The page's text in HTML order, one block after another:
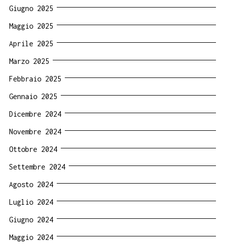
Giugno 2025
Maggio 2025
Aprile 2025
Marzo 2025
Febbraio 2025
Gennaio 2025
Dicembre 2024
Novembre 2024
Ottobre 2024
Settembre 2024
Agosto 2024
Luglio 2024
Giugno 2024
Maggio 2024